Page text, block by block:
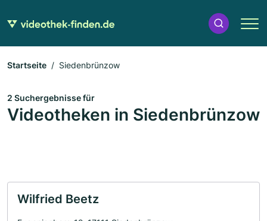
Startseite Siedenbrünzow
2 Suchergebnisse für
Videotheken in Siedenbrünzow
Wilfried Beetz